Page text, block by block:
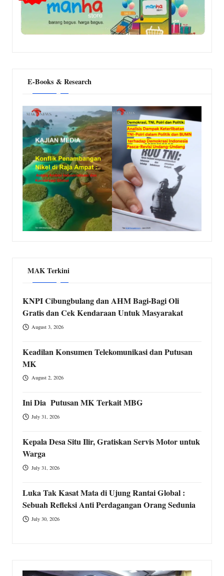
E-Books & Research
MAK Terkini
KNPI Cibungbulang dan AHM Bagi-Bagi Oli
Gratis dan Cek Kendaraan Untuk Masyarakat
August 3, 2026
Keadilan Konsumen Telekomunikasi dan Putusan
MK
August 2, 2026
Ini Dia Putusan MK Terkait MBG
July 31, 2026
Kepala Desa Situ Ilir, Gratiskan Servis Motor untuk
Warga
July 31, 2026
Luka Tak Kasat Mata di Ujung Rantai Global :
Sebuah Refleksi Anti Perdagangan Orang Sedunia
July 30, 2026